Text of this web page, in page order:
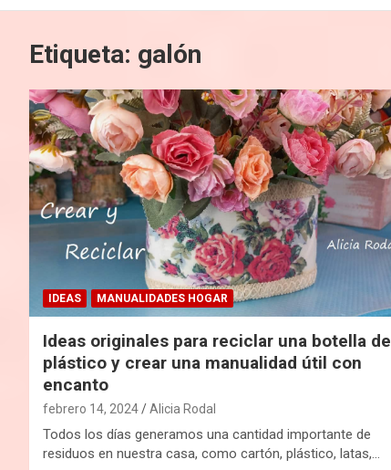
Etiqueta: galón
IDEAS MANUALIDADES HOGAR
Ideas originales para reciclar una botella de
plástico y crear una manualidad útil con
encanto
febrero 14, 2024 Alicia Rodal
Todos los días generamos una cantidad importante de
residuos en nuestra casa, como cartón, plástico, latas,…